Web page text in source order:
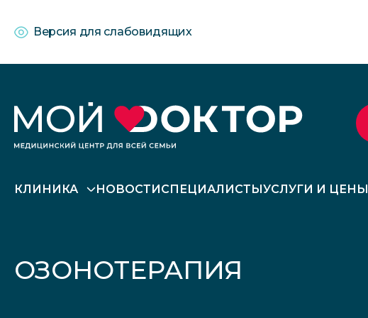
Версия для слабовидящих
КЛИНИКА НОВОСТИСПЕЦИАЛИСТЫУСЛУГИ И ЦЕНЫ
ОЗОНОТЕРАПИЯ